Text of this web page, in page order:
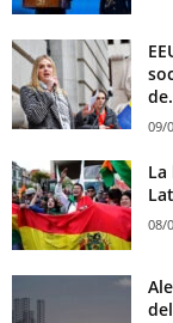
09/
La
08/